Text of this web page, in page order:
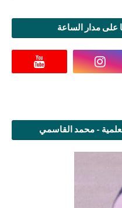
على مدار الساعة
- محمد القاسمي